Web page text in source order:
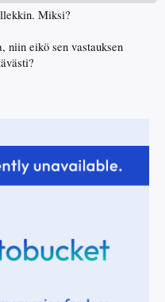
Miksi?
niin eikö sen vastauksen